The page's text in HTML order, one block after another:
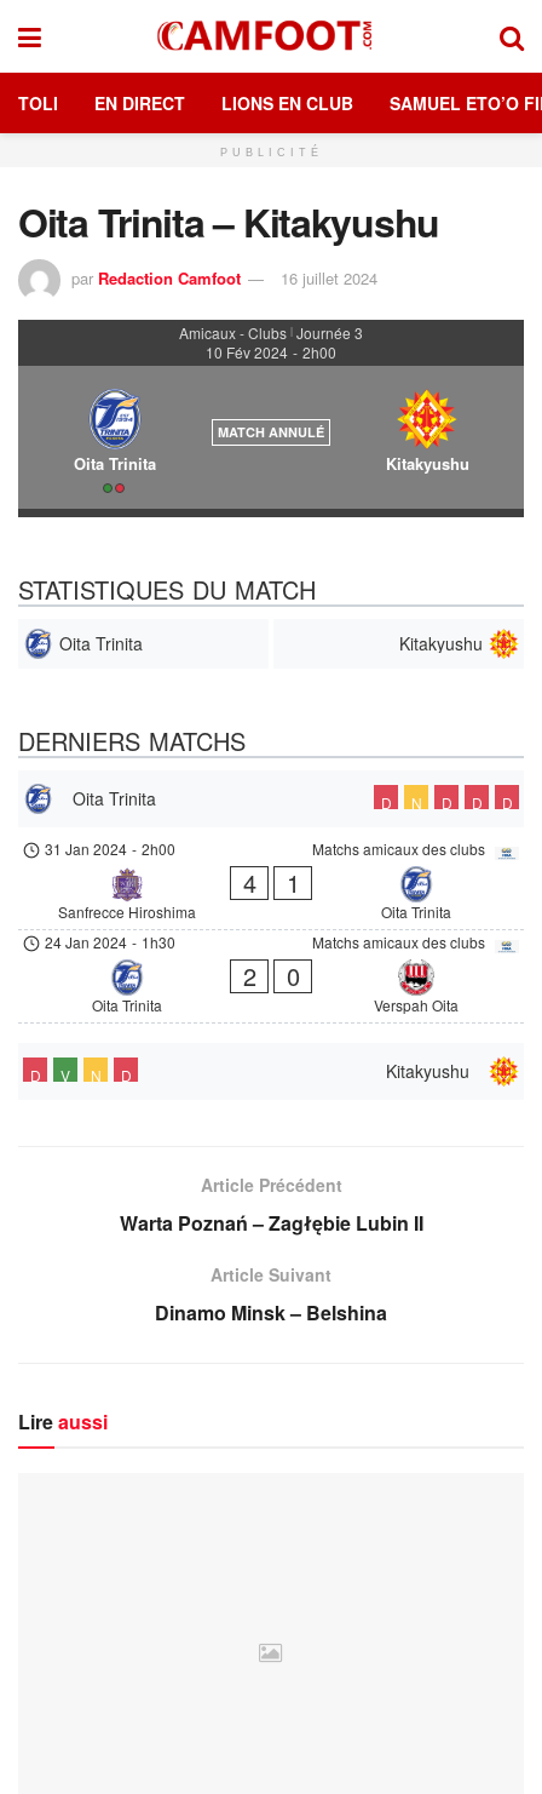
TOLI EN DIRECT LIONS EN CLUB SAMUEL ETO’O
PUBLICITÉ
Oita Trinita – Kitakyushu
par Redaction Camfoot 16 juillet 2024
Amicaux - Clubs | Journée 3
10 Fév 2024 - 2h00
Oita Trinita
MATCH ANNULÉ
Kitakyushu
STATISTIQUES DU MATCH
Oita Trinita Kitakyushu
DERNIERS MATCHS
Oita Trinita D N D D D
Matchs amicaux des clubs
31 Jan 2024 - 2h00
Sanfrecce Hiroshima
4 1
Oita Trinita
Matchs amicaux des clubs
24 Jan 2024 - 1h30
Oita Trinita
2 0
Verspah Oita
Kitakyushu
D V N D
Article Précédent
Warta Poznań – Zagłębie Lubin II
Article Suivant
Dinamo Minsk – Belshina
Lireaussi